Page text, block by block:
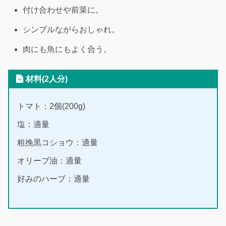
付け合わせや前菜に。
シンプルながらおしゃれ。
肉にも魚にもよく合う。
材料(2人分)
トマト：2個(200g)
塩：適量
粗挽黒コショウ：適量
オリーブ油：適量
好みのハーブ：適量